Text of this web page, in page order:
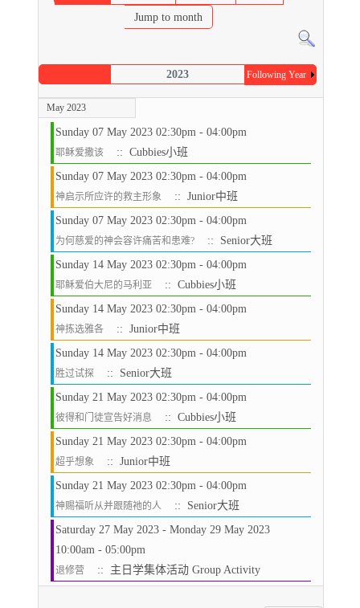
Jump to month
2023 Following Year
May 2023
Sunday 07 May 2023 02:30pm - 04:00pm
耶稣爱撒该
:: Cubbies小班
Sunday 07 May 2023 02:30pm - 04:00pm
神启示所应许的救主形象
:: Junior中班
Sunday 07 May 2023 02:30pm - 04:00pm
为何慈爱的神会容许痛苦和患难?
:: Senior大班
Sunday 14 May 2023 02:30pm - 04:00pm
耶稣爱伯大尼的马利亚
:: Cubbies小班
Sunday 14 May 2023 02:30pm - 04:00pm
神拣选雅各
:: Junior中班
Sunday 14 May 2023 02:30pm - 04:00pm
胜过试探
:: Senior大班
Sunday 21 May 2023 02:30pm - 04:00pm
彼得和门徒宣告好消息
:: Cubbies小班
Sunday 21 May 2023 02:30pm - 04:00pm
超乎想象
:: Junior中班
Sunday 21 May 2023 02:30pm - 04:00pm
神赐福听从并跟随祂的人
:: Senior大班
Saturday 27 May 2023 - Monday 29 May 2023
10:00am - 05:00pm
退修营 :: 主日学集体活动 Group Activity